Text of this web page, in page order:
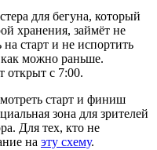
для бегуна, который
хранения, займёт не
старт и не испортить
можно раньше.
открыт с 7:00.
старт и финиш
зона для зрителей
Для тех, кто не
на эту схему.